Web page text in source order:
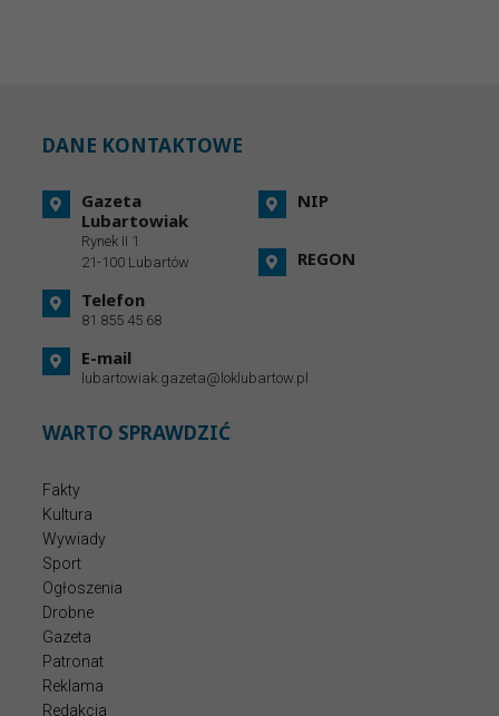
DANE KONTAKTOWE
Gazeta
Lubartowiak
Rynek II 1
21-100 Lubartów
Telefon
81 855 45 68
E-mail
lubartowiak.gazeta@loklubartow.pl
NIP
REGON
WARTO SPRAWDZIĆ
Fakty
Kultura
Wywiady
Sport
Ogłoszenia
Drobne
Gazeta
Patronat
Reklama
Redakcja